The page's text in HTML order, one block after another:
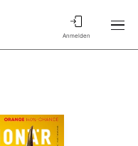
Anmelden